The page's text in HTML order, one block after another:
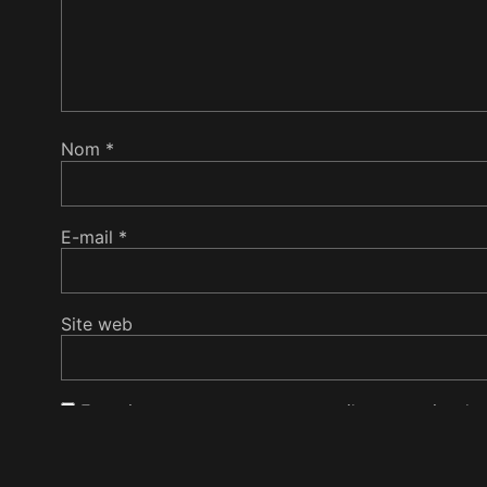
Nom *
E-mail *
Site web
Enregistrer mon nom, mon e-mail et mon site